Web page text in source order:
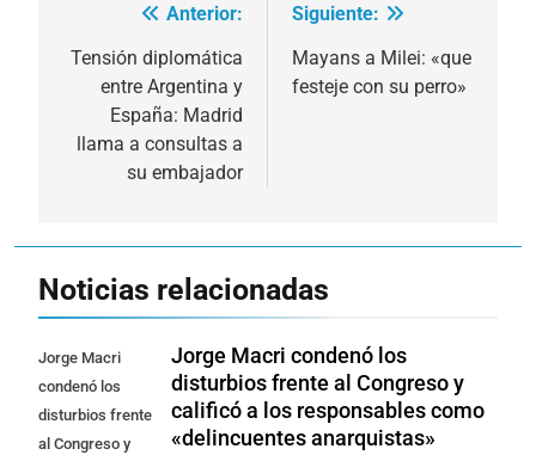
Navegación
de
entradas
Anterior:
Tensión diplomática
entre Argentina y
España: Madrid
llama a consultas a
su embajador
Siguiente:
Mayans a Milei: «que
festeje con su perro»
Noticias relacionadas
Jorge Macri
condenó los
disturbios frente
al Congreso y
Jorge Macri condenó los
disturbios frente al Congreso y
calificó a los responsables como
«delincuentes anarquistas»